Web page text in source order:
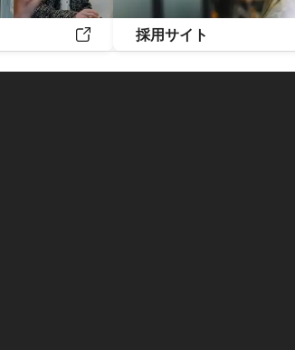
採用サイト